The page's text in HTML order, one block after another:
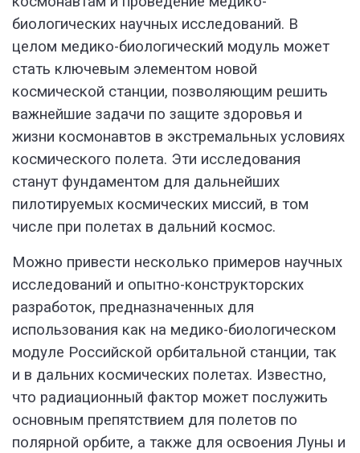
биологических научных исследований. В
целом медико-биологический модуль может
стать ключевым элементом новой
космической станции, позволяющим решить
важнейшие задачи по защите здоровья и
жизни космонавтов в экстремальных условиях
космического полета. Эти исследования
станут фундаментом для дальнейших
пилотируемых космических миссий, в том
числе при полетах в дальний космос.
Можно привести несколько примеров научных
исследований и опытно-конструкторских
разработок, предназначенных для
использования как на медико-биологическом
модуле Российской орбитальной станции, так
и в дальних космических полетах. Известно,
что радиационный фактор может послужить
основным препятствием для полетов по
полярной орбите, а также для освоения Луны и